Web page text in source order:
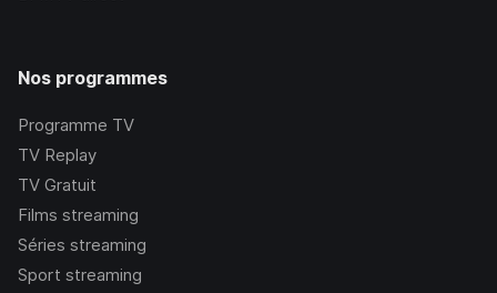
Nos programmes
Programme TV
TV Replay
TV Gratuit
Films streaming
Séries streaming
Sport streaming